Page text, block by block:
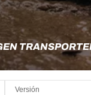
Versión